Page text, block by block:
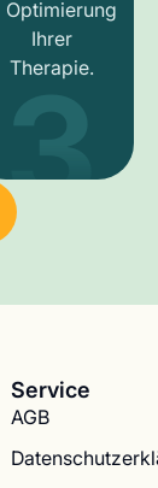
Optimierung
Ihrer
Therapie.
3
Service
AGB